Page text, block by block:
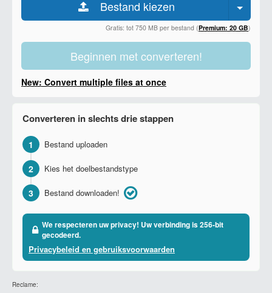
Bestand kiezen
Gratis: tot 750 MB per bestand (Premium: 20 GB)
Beginnen met converteren!
New: Convert multiple files at once
Converteren in slechts drie stappen
1 Bestand uploaden
2 Kies het doelbestandstype
3 Bestand downloaden!
We respecteren uw privacy! Uw verbinding is 256-bit
gecodeerd.
Privacybeleid en gebruiksvoorwaarden
Reclame: